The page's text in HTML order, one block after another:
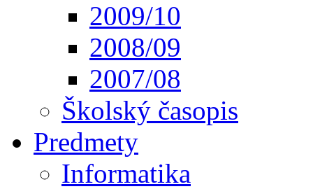
2009/10
2008/09
2007/08
Školský časopis
Predmety
Informatika